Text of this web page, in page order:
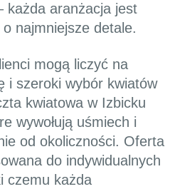
każda aranżacja jest
najmniejsze detale.
mogą liczyć na
i szeroki wybór kwiatów
kwiatowa w Izbicku
wywołują uśmiech i
od okoliczności. Oferta
do indywidualnych
czemu każda